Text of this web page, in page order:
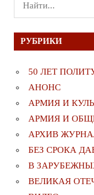
для:
РУБРИКИ
50 ЛЕТ
АНОНС
АРМИЯ И
АРМИЯ И
АРХИВ
БЕЗ СРОКА
В
ВЕЛИКАЯ